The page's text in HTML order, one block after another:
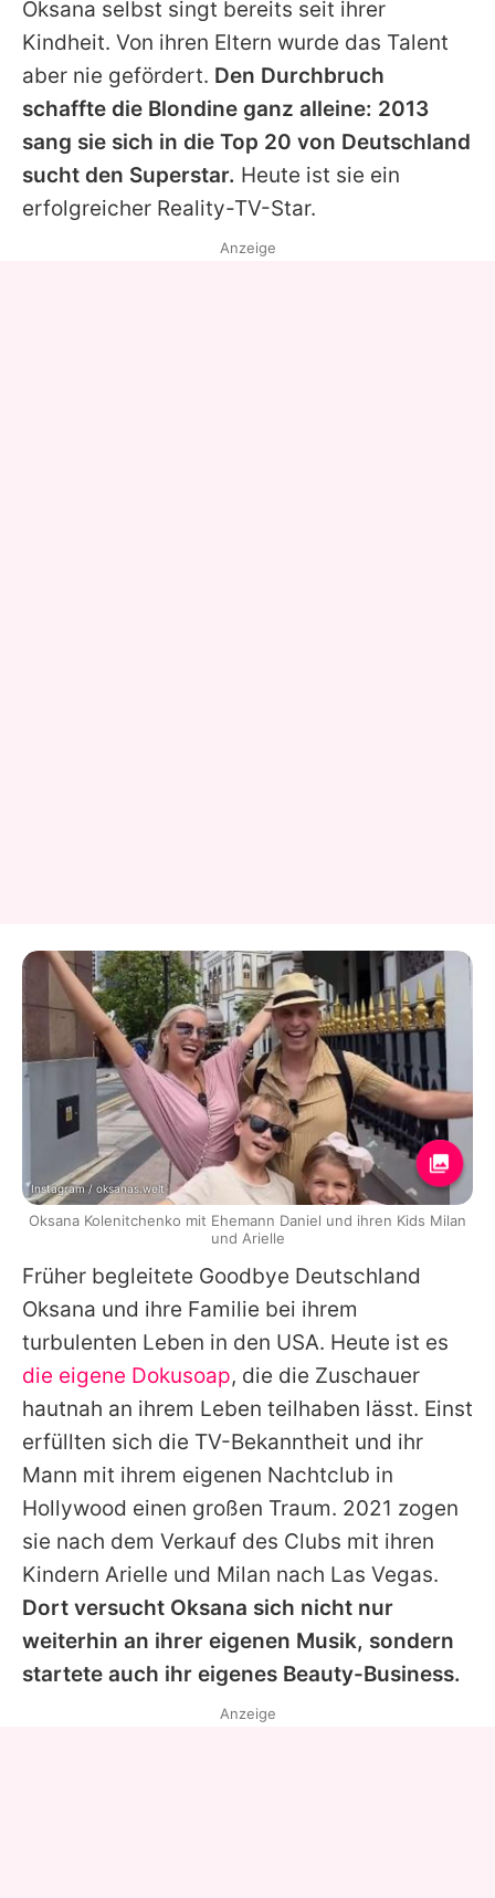
Oksana selbst singt bereits seit ihrer
Kindheit. Von ihren Eltern wurde das Talent
aber nie gefördert. Den Durchbruch
schaffte die Blondine ganz alleine: 2013
sang sie sich in die Top 20 von Deutschland
sucht den Superstar. Heute ist sie ein
erfolgreicher Reality-TV-Star.
Früher begleitete Goodbye Deutschland
Oksana und ihre Familie bei ihrem
turbulenten Leben in den USA. Heute ist es
die eigene Dokusoap, die die Zuschauer
hautnah an ihrem Leben teilhaben lässt. Einst
erfüllten sich die TV-Bekanntheit und ihr
Mann mit ihrem eigenen Nachtclub in
Hollywood einen großen Traum. 2021 zogen
sie nach dem Verkauf des Clubs mit ihren
Kindern Arielle und Milan nach Las Vegas.
Dort versucht Oksana sich nicht nur
weiterhin an ihrer eigenen Musik, sondern
startete auch ihr eigenes Beauty-Business.
Anzeige
Instagram / oksanas.welt
Oksana Kolenitchenko mit Ehemann Daniel und ihren Kids Milan
und Arielle
Anzeige